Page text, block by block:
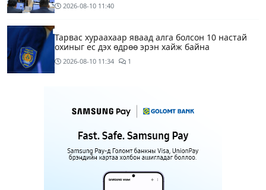
2026-08-10 11:40
Тарвас хураахаар яваад алга болсон 10 настай
охиныг ес дэх өдрөө эрэн хайж байна
2026-08-10 11:34 1
дугаарын хязгаарлалтыг 28 хоногийн хугацаанд
ЕТГ: Н.Түвшинбаяр аваргыг Ерөнхийлөгч уучлах
гэж байна гэдэг нь ташаа мэдээлэл, уучлал
хүссэн захидал ирээгүй